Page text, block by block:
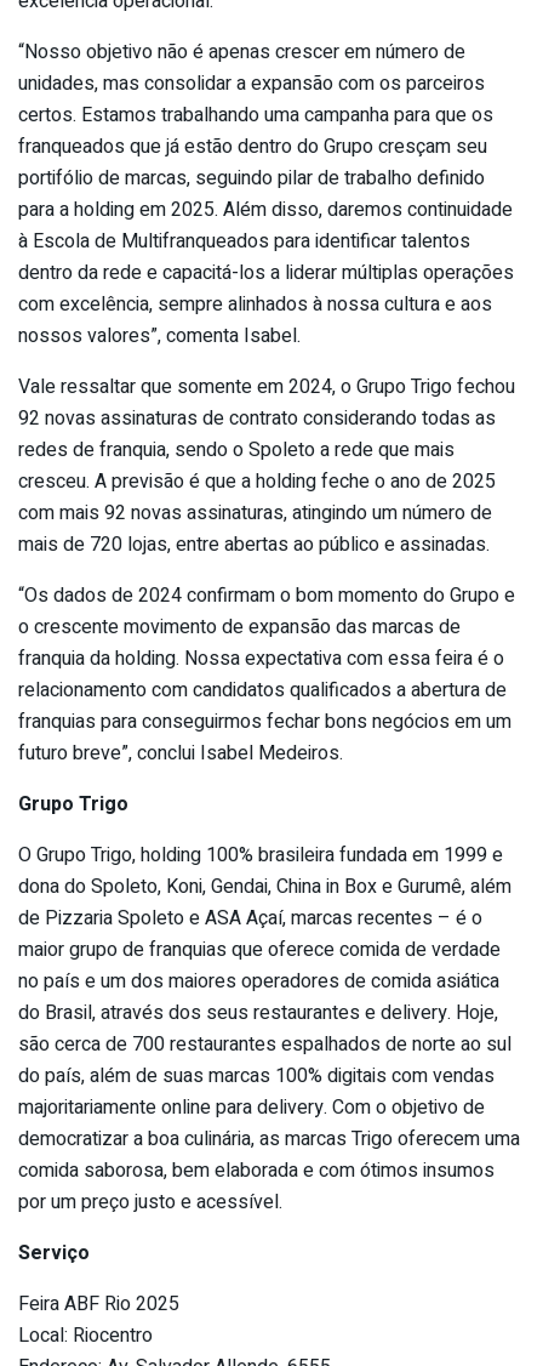
“Nosso objetivo não é apenas crescer em número de
unidades, mas consolidar a expansão com os parceiros
certos. Estamos trabalhando uma campanha para que os
franqueados que já estão dentro do Grupo cresçam seu
portifólio de marcas, seguindo pilar de trabalho definido
para a holding em 2025. Além disso, daremos continuidade
à Escola de Multifranqueados para identificar talentos
dentro da rede e capacitá-los a liderar múltiplas operações
com excelência, sempre alinhados à nossa cultura e aos
nossos valores”, comenta Isabel.
Vale ressaltar que somente em 2024, o Grupo Trigo fechou
92 novas assinaturas de contrato considerando todas as
redes de franquia, sendo o Spoleto a rede que mais
cresceu. A previsão é que a holding feche o ano de 2025
com mais 92 novas assinaturas, atingindo um número de
mais de 720 lojas, entre abertas ao público e assinadas.
“Os dados de 2024 confirmam o bom momento do Grupo e
o crescente movimento de expansão das marcas de
franquia da holding. Nossa expectativa com essa feira é o
relacionamento com candidatos qualificados a abertura de
franquias para conseguirmos fechar bons negócios em um
futuro breve”, conclui Isabel Medeiros.
Grupo Trigo
O Grupo Trigo, holding 100% brasileira fundada em 1999 e
dona do Spoleto, Koni, Gendai, China in Box e Gurumê, além
de Pizzaria Spoleto e ASA Açaí, marcas recentes – é o
maior grupo de franquias que oferece comida de verdade
no país e um dos maiores operadores de comida asiática
do Brasil, através dos seus restaurantes e delivery. Hoje,
são cerca de 700 restaurantes espalhados de norte ao sul
do país, além de suas marcas 100% digitais com vendas
majoritariamente online para delivery. Com o objetivo de
democratizar a boa culinária, as marcas Trigo oferecem uma
comida saborosa, bem elaborada e com ótimos insumos
por um preço justo e acessível.
Serviço
Feira ABF Rio 2025
Local: Riocentro